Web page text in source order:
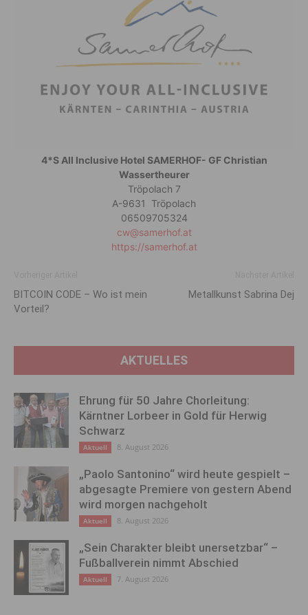
4*S All Inclusive Hotel SAMERHOF- GF Christian
Wassertheurer
Tröpolach 7
A-9631 Tröpolach
06509705324
cw@samerhof.at
https://samerhof.at
BITCOIN CODE – Wo ist mein
Vorteil?
Metallkunst Sabrina Dej
AKTUELLES
Ehrung für 50 Jahre Chorleitung:
Kärntner Lorbeer in Gold für Herwig
Schwarz
Aktuell 8. August 2026
„Paolo Santonino“ wird heute gespielt –
abgesagte Premiere von gestern Abend
wird morgen nachgeholt
Aktuell 8. August 2026
„Sein Charakter bleibt unersetzbar“ –
Fußballverein nimmt Abschied
Aktuell 7. August 2026